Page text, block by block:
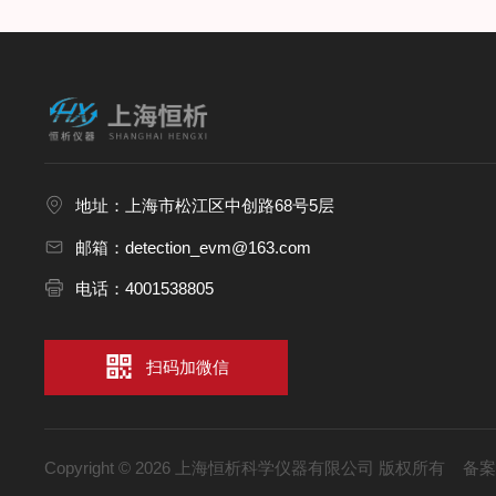
地址：上海市松江区中创路68号5层
邮箱：detection_evm@163.com
电话：4001538805
扫码加微信
Copyright © 2026 上海恒析科学仪器有限公司 版权所有 备案